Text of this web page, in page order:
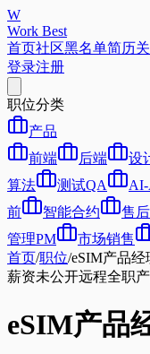
W
Work Best
首页社区黑名单简历
登录注册
职位分类
产品
前端
后端 设
算法
测试QA AI-
前
智能合约 售后
管理PM
市场销售
首页/职位/eSIM产品经
薪资未公开远程全职
eSIM产品